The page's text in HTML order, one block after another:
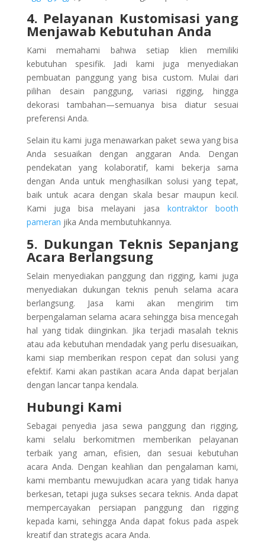
4. Pelayanan Kustomisasi yang
Menjawab Kebutuhan Anda
Kami memahami bahwa setiap klien memiliki
kebutuhan spesifik. Jadi kami juga menyediakan
pembuatan panggung yang bisa custom. Mulai dari
pilihan desain panggung, variasi rigging, hingga
dekorasi tambahan—semuanya bisa diatur sesuai
preferensi Anda.
Selain itu kami juga menawarkan paket sewa yang bisa
Anda sesuaikan dengan anggaran Anda. Dengan
pendekatan yang kolaboratif, kami bekerja sama
dengan Anda untuk menghasilkan solusi yang tepat,
baik untuk acara dengan skala besar maupun kecil.
Kami juga bisa melayani jasa kontraktor booth
pameran jika Anda membutuhkannya.
5. Dukungan Teknis Sepanjang
Acara Berlangsung
Selain menyediakan panggung dan rigging, kami juga
menyediakan dukungan teknis penuh selama acara
berlangsung. Jasa kami akan mengirim tim
berpengalaman selama acara sehingga bisa mencegah
hal yang tidak diinginkan. Jika terjadi masalah teknis
atau ada kebutuhan mendadak yang perlu disesuaikan,
kami siap memberikan respon cepat dan solusi yang
efektif. Kami akan pastikan acara Anda dapat berjalan
dengan lancar tanpa kendala.
Hubungi Kami
Sebagai penyedia jasa sewa panggung dan rigging,
kami selalu berkomitmen memberikan pelayanan
terbaik yang aman, efisien, dan sesuai kebutuhan
acara Anda. Dengan keahlian dan pengalaman kami,
kami membantu mewujudkan acara yang tidak hanya
berkesan, tetapi juga sukses secara teknis. Anda dapat
mempercayakan persiapan panggung dan rigging
kepada kami, sehingga Anda dapat fokus pada aspek
kreatif dan strategis acara Anda.